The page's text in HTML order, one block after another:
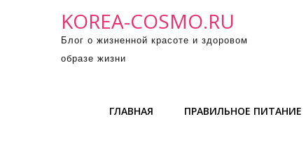
KOREA-COSMO.RU
Блог о жизненной красоте и здоровом
образе жизни
ГЛАВНАЯ ПРАВИЛЬНОЕ ПИТАНИЕ